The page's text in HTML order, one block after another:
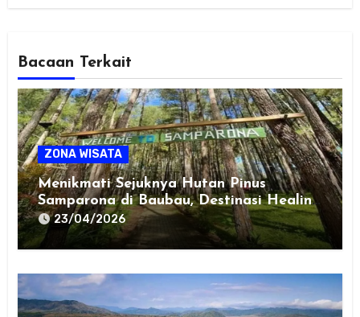
Bacaan Terkait
ZONA WISATA
Menikmati Sejuknya Hutan Pinus
Samparona di Baubau, Destinasi Healing
Favorit!
23/04/2026